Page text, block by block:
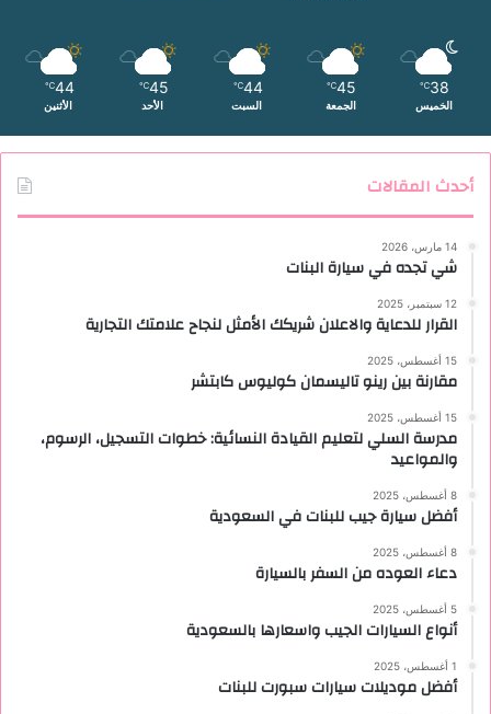
38
℃
الخميس
45
℃
الجمعة
44
℃
السبت
45
℃
الأحد
44
℃
الأثنين
أحدث المقالات
14 مارس، 2026
شي تجده في سيارة البنات
12 سبتمبر، 2025
القرار للدعاية والاعلان شريكك الأمثل لنجاح علامتك التجارية
15 أغسطس، 2025
مقارنة بين رينو تاليسمان كوليوس كابتشر
15 أغسطس، 2025
مدرسة السلي لتعليم القيادة النسائية: خطوات التسجيل، الرسوم،
والمواعيد
8 أغسطس، 2025
أفضل سيارة جيب للبنات في السعودية
8 أغسطس، 2025
دعاء العوده من السفر بالسيارة
5 أغسطس، 2025
أنواع السيارات الجيب واسعارها بالسعودية
1 أغسطس، 2025
أفضل موديلات سيارات سبورت للبنات